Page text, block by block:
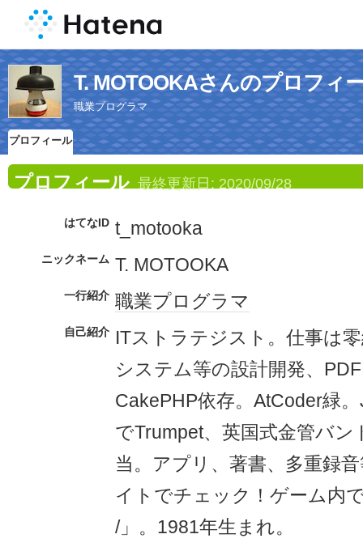
T. MOTOOKAさんのプロフィ
職業プログラマ
プロフィール
プロフィール 最終更新日: 2020/09/28
はてなID t_motooka
ニックネーム T. MOTOOKA
一行紹介 職業プログラマ
自己紹介 ITストラテジスト。仕事は
システム等の設計開発、
CakePHP依存。AtCoder緑
でTrumpet、英国式金管バ
当。アプリ、著書、多重録
イトでチェック！ゲーム内
/」。1981年生まれ。